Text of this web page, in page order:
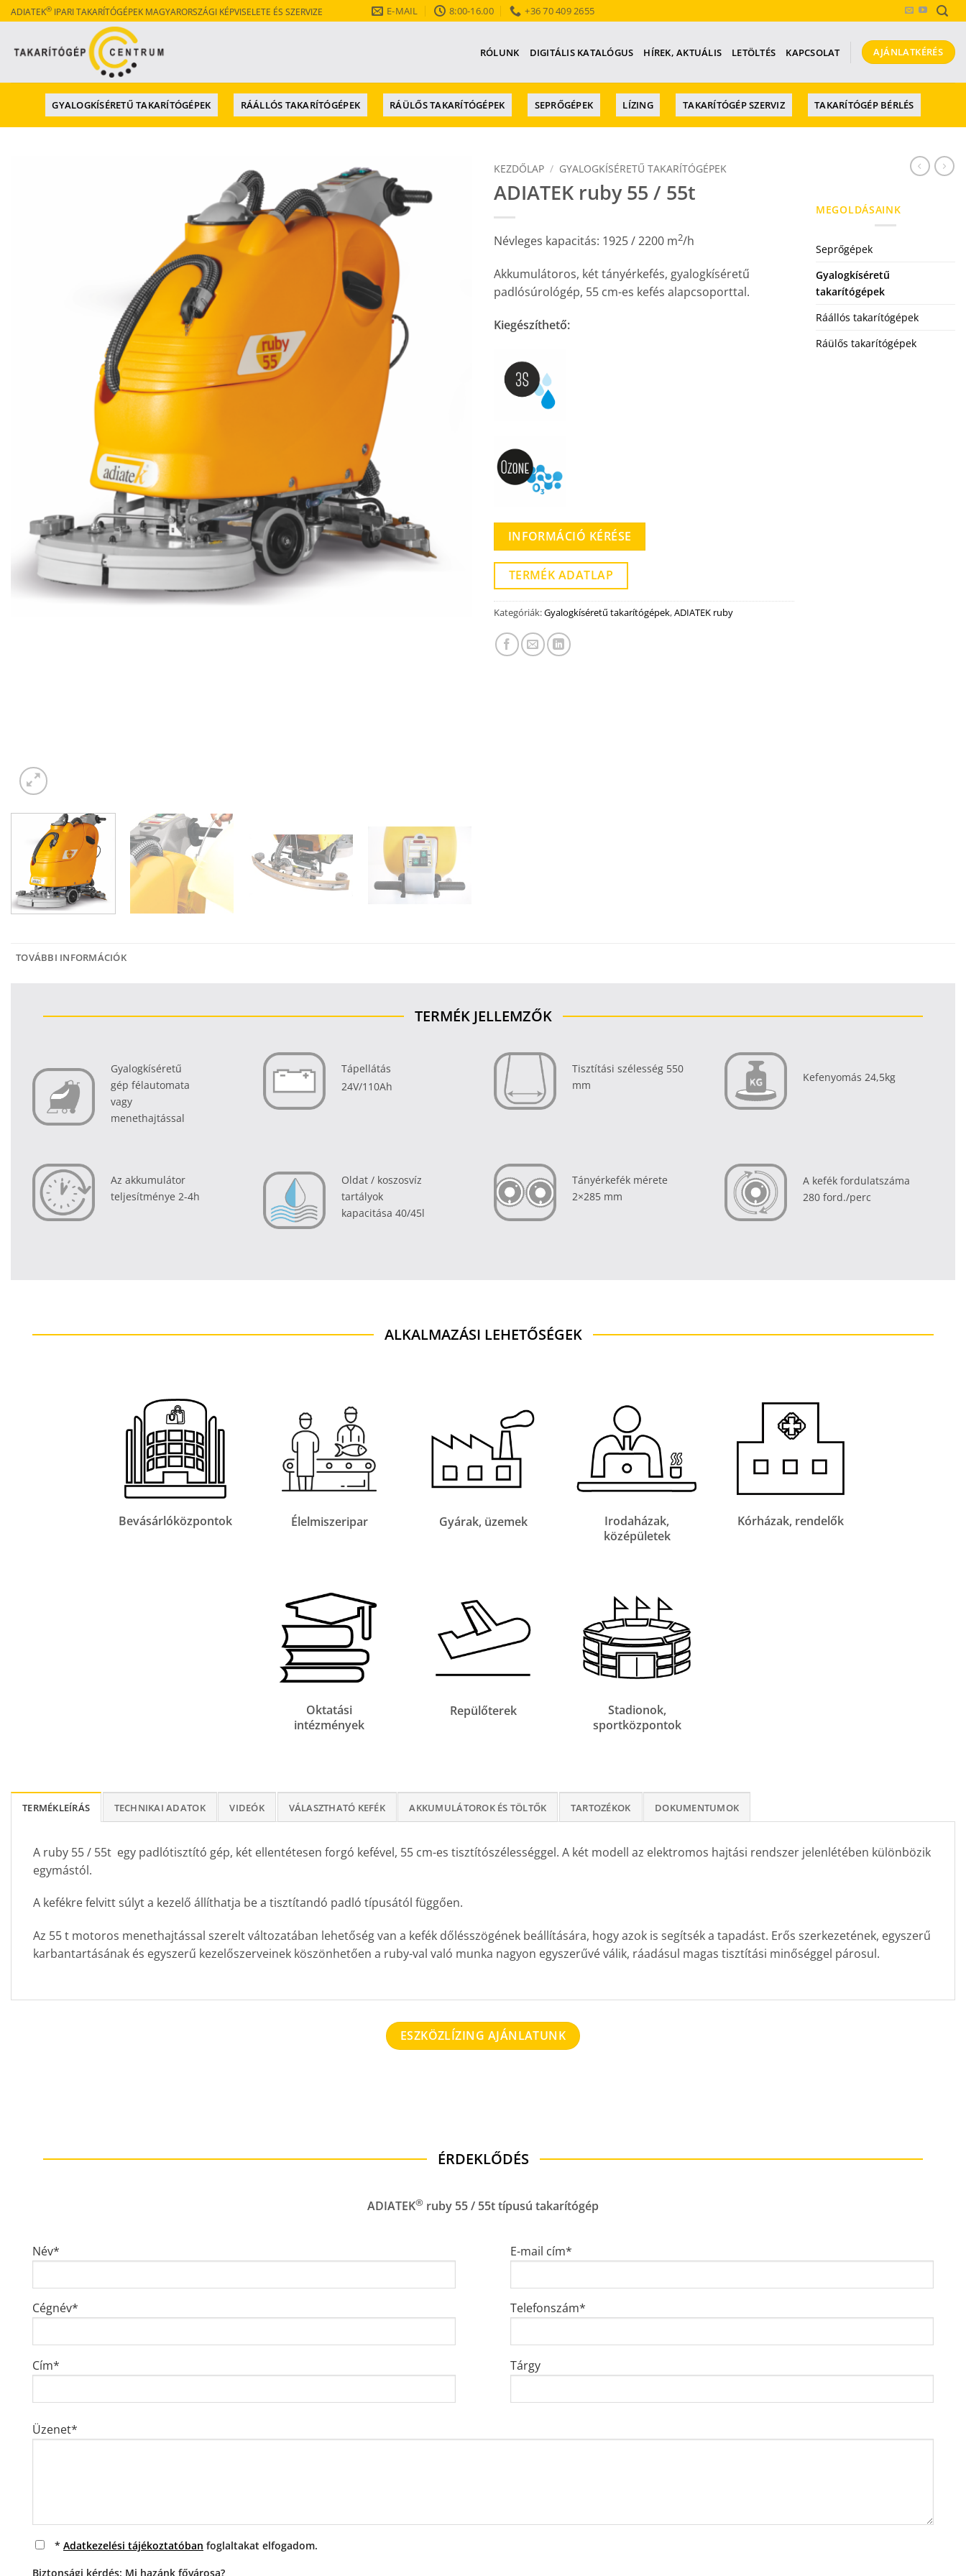
Skip
to
ADIATEK® IPARI TAKARÍTÓGÉPEK MAGYARORSZÁGI KÉPVISELETE ÉS SZERVIZE E-MAIL 8:00-16.00 +36 70 409 2655
RÓLUNK DIGITÁLIS KATALÓGUS HÍREK, AKTUÁLIS LETÖLTÉS KAPCSOLAT AJÁNLATKÉRÉS
GYALOGKÍSÉRETŰ TAKARÍTÓGÉPEK RÁÁLLÓS TAKARÍTÓGÉPEK RÁÜLŐS TAKARÍTÓGÉPEK SEPRŐGÉPEK LÍZING TAKARÍTÓGÉP SZERVIZ TAKARÍTÓGÉP BÉRLÉS
KEZDŐLAP / GYALOGKÍSÉRETŰ TAKARÍTÓGÉPEK
ADIATEK ruby 55 / 55t
Névleges kapacitás: 1925 / 2200 m2/h
Akkumulátoros, két tányérkefés, gyalogkíséretű
padlósúrológép, 55 cm-es kefés alapcsoporttal.
Kiegészíthető:
INFORMÁCIÓ KÉRÉSE
TERMÉK ADATLAP
Kategóriák:Gyalogkíséretű takarítógépek,ADIATEK ruby
MEGOLDÁSAINK
Seprőgépek
Gyalogkíséretű
takarítógépek
Ráállós takarítógépek
Ráülős takarítógépek
TOVÁBBI INFORMÁCIÓK
TERMÉK JELLEMZŐK
Gyalogkíséretű
gép félautomata
vagy
menethajtással
Tápellátás
24V/110Ah
Tisztítási szélesség 550
mm
Kefenyomás 24,5kg
Az akkumulátor
teljesítménye 2-4h
Oldat / koszosvíz
tartályok
kapacitása 40/45l
Tányérkefék mérete
2×285 mm
A kefék fordulatszáma
280 ford./perc
ALKALMAZÁSI LEHETŐSÉGEK
Bevásárlóközpontok Élelmiszeripar Gyárak, üzemek
Irodaházak,
középületek
Kórházak, rendelők
Oktatási
intézmények
Repülőterek
Stadionok,
sportközpontok
TERMÉKLEÍRÁS TECHNIKAI ADATOK VIDEÓK VÁLASZTHATÓ KEFÉK AKKUMULÁTOROK ÉS TÖLTŐK TARTOZÉKOK DOKUMENTUMOK
A ruby 55 / 55t egy padlótisztító gép, két ellentétesen forgó kefével, 55 cm-es tisztítószélességgel. A két modell az elektromos hajtási rendszer jelenlétében különbözik
egymástól.
A kefékre felvitt súlyt a kezelő állíthatja be a tisztítandó padló típusától függően.
Az 55 t motoros menethajtással szerelt változatában lehetőség van a kefék dőlésszögének beállítására, hogy azok is segítsék a tapadást. Erős szerkezetének, egyszerű
karbantartásának és egyszerű kezelőszerveinek köszönhetően a ruby-val való munka nagyon egyszerűvé válik, ráadásul magas tisztítási minőséggel párosul.
ESZKÖZLÍZING AJÁNLATUNK
ÉRDEKLŐDÉS
ADIATEK® ruby 55 / 55t típusú takarítógép
Név*
Cégnév*
Cím*
E-mail cím*
Telefonszám*
Tárgy
Üzenet*
* Adatkezelési tájékoztatóban foglaltakat elfogadom.
Biztonsági kérdés: Mi hazánk fővárosa?